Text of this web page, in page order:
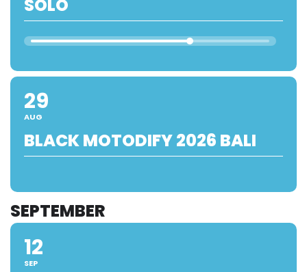
SOLO
29
AUG
BLACK MOTODIFY 2026 BALI
SEPTEMBER
12
SEP